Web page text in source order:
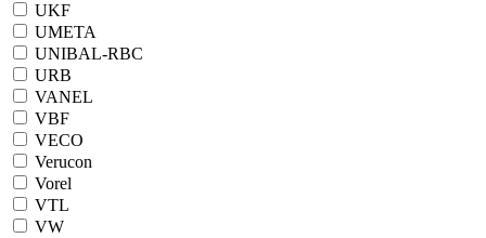
UKF
UMETA
UNIBAL-RBC
URB
VANEL
VBF
VECO
Verucon
Vorel
VTL
VW